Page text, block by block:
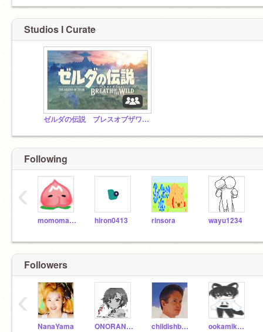
Studios I Curate
ゼルダの伝説 ブレスオブザワイルドスタジオ
Following
momomario hiron0413 rinsora wayu1234
‹
Followers
NanaYama ONORANDO childishbeat ookamikunn
‹